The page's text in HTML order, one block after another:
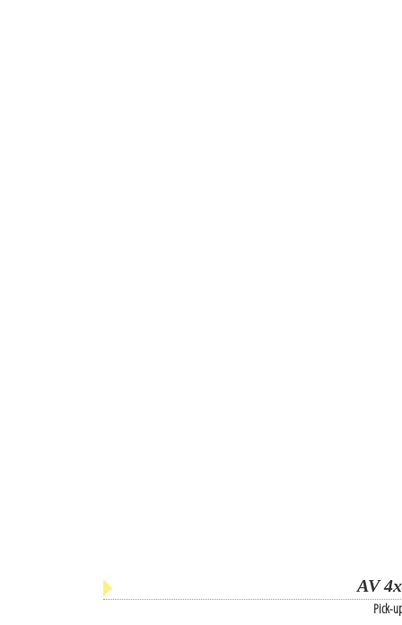
AV
Pick-